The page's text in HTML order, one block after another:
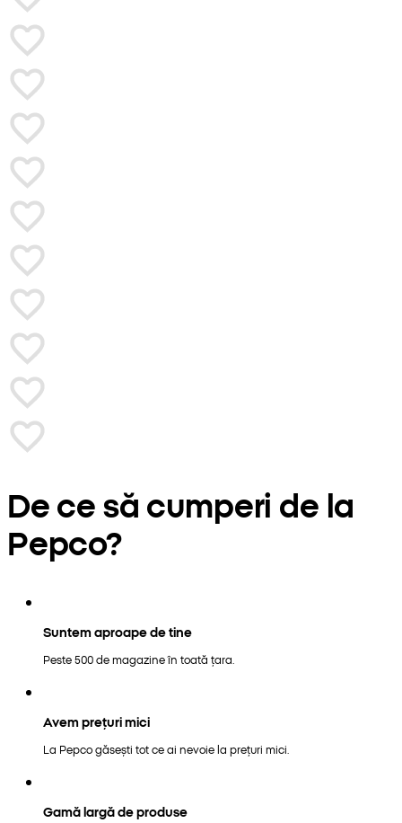
De ce să cumperi de la
Pepco?
Suntem aproape de tine
Peste 500 de magazine în toată țara.
Avem prețuri mici
La Pepco găsești tot ce ai nevoie la prețuri mici.
Gamă largă de produse